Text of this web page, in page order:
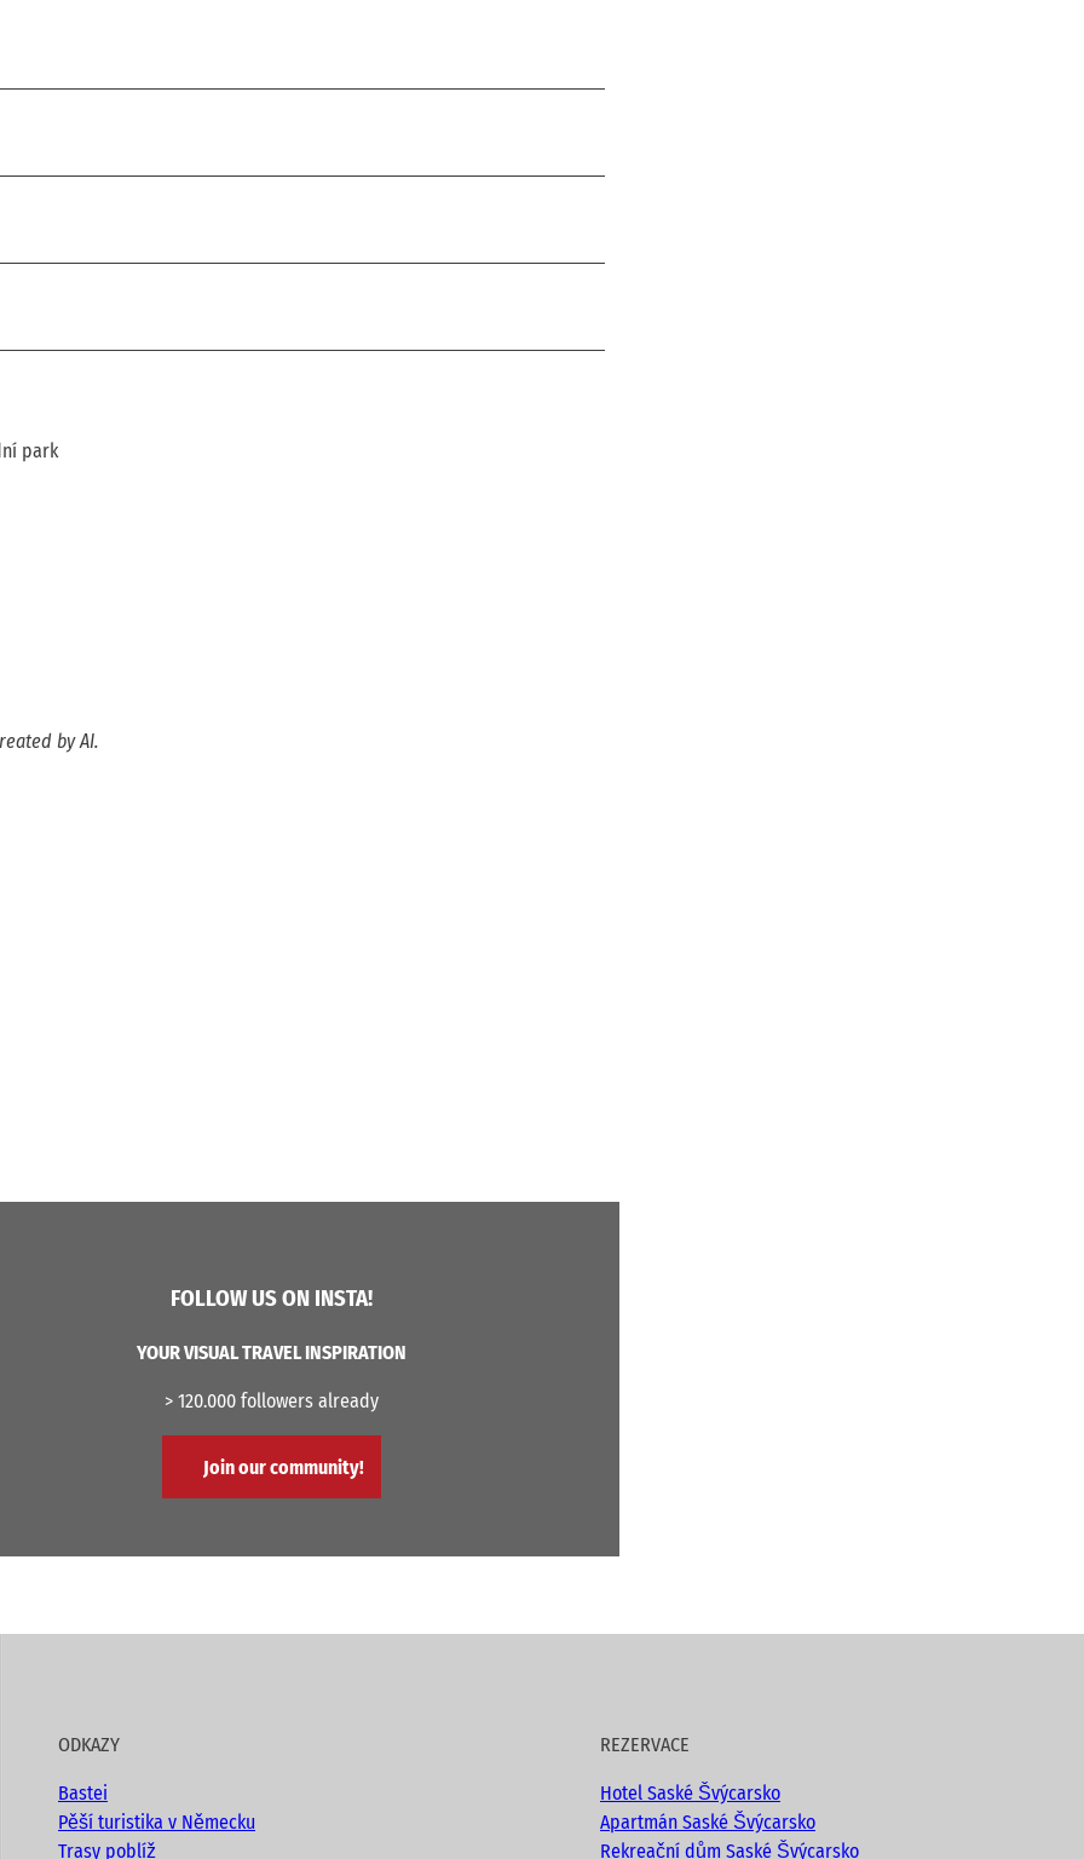
park
by AI.
FOLLOW US ON INSTA!
YOUR VISUAL TRAVEL INSPIRATION
> 120.000 followers already
Join our community!
ODKAZY
Bastei
Pěší turistika v Německu
Trasy poblíž
REZERVACE
Hotel Saské Švýcarsko
Apartmán Saské Švýcarsko
Rekreační dům Saské Švýcarsko